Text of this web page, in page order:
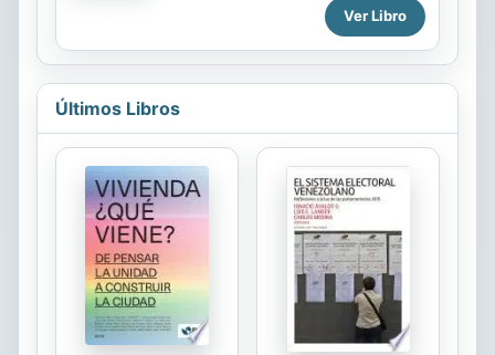
quien los traz . la cartograf a -anota
el autor- es una ciencia capaz de
aportar una visi n social, y el cart
grafo no s lo debe registrar
impresiones del mundo exterior y ser
fica, sino que debe proporcionar una
visi n m s amplia, como corresponde
a una construcci n social. Los siete
ensayos de este libro reflejan la muy
personal concepci n que tiene Harley
de la filosof a de la historia cartogr
fica y fueron editados y...
Ver Libro
Últimos Libros